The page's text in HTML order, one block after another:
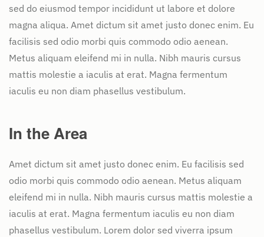
sed do eiusmod tempor incididunt ut labore et dolore
magna aliqua. Amet dictum sit amet justo donec enim. Eu
facilisis sed odio morbi quis commodo odio aenean.
Metus aliquam eleifend mi in nulla. Nibh mauris cursus
mattis molestie a iaculis at erat. Magna fermentum
iaculis eu non diam phasellus vestibulum.
In the Area
Amet dictum sit amet justo donec enim. Eu facilisis sed
odio morbi quis commodo odio aenean. Metus aliquam
eleifend mi in nulla. Nibh mauris cursus mattis molestie a
iaculis at erat. Magna fermentum iaculis eu non diam
phasellus vestibulum. Lorem dolor sed viverra ipsum